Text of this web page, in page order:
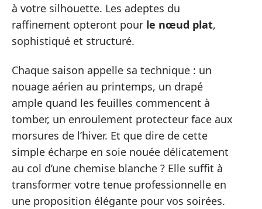
à votre silhouette. Les adeptes du
raffinement opteront pour le nœud plat,
sophistiqué et structuré.
Chaque saison appelle sa technique : un
nouage aérien au printemps, un drapé
ample quand les feuilles commencent à
tomber, un enroulement protecteur face aux
morsures de l’hiver. Et que dire de cette
simple écharpe en soie nouée délicatement
au col d’une chemise blanche ? Elle suffit à
transformer votre tenue professionnelle en
une proposition élégante pour vos soirées.